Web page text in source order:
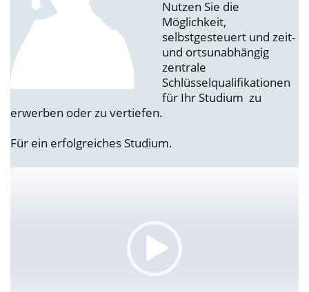
Nutzen Sie die
Möglichkeit,
selbstgesteuert und zeit-
und ortsunabhängig
zentrale
Schlüsselqualifikationen
für Ihr Studium zu
erwerben oder zu vertiefen.
Für ein erfolgreiches Studium.